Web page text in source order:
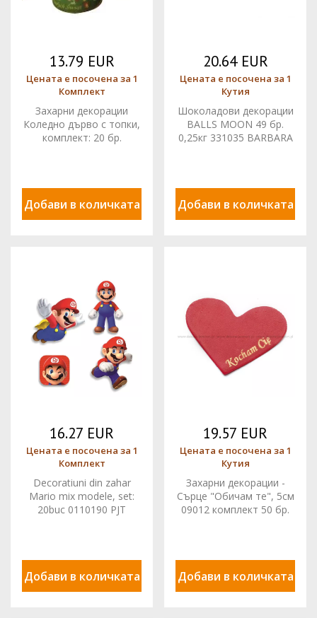
13.79 EUR
Цената е посочена за 1
Комплект
Захарни декорации
Коледно дърво с топки,
комплект: 20 бр.
Добави в количката
20.64 EUR
Цената е посочена за 1
Кутия
Шоколадови декорации
BALLS MOON 49 бр.
0,25кг 331035 BARBARA
Добави в количката
16.27 EUR
Цената е посочена за 1
Комплект
Decoratiuni din zahar
Mario mix modele, set:
20buc 0110190 PJT
Добави в количката
19.57 EUR
Цената е посочена за 1
Кутия
Захарни декорации -
Сърце "Обичам те", 5см
09012 комплект 50 бр.
Добави в количката